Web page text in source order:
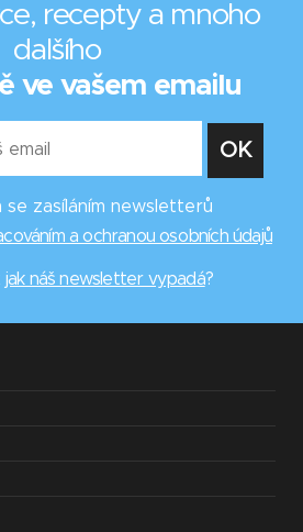
recepty a mnoho
dalšího
ve vašem emailu
se zasíláním newsletterů
a ochranou osobních údajů
jak náš newsletter vypadá?